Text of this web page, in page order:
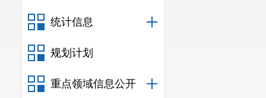
统计信息
规划计划
重点领域信息公开